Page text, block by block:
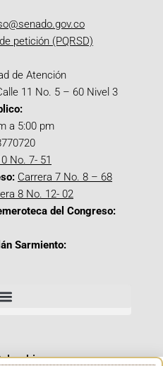
petición (PQRSD)
de Atención
11 No. 5 – 60 Nivel 3
a 5:00 pm
No. 7- 51
Carrera 7 No. 8 – 68
8 No. 12- 02
del Congreso:
Sarmiento: